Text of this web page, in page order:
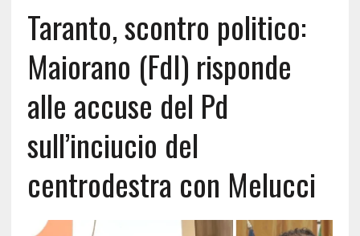
Taranto, scontro politico:
Maiorano (FdI) risponde
alle accuse del Pd
sull’inciucio del
centrodestra con Melucci